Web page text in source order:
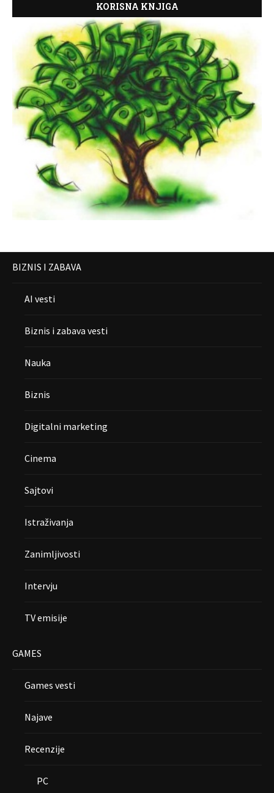
KORISNA KNJIGA
BIZNIS I ZABAVA
AI vesti
Biznis i zabava vesti
Nauka
Biznis
Digitalni marketing
Cinema
Sajtovi
Istraživanja
Zanimljivosti
Intervju
TV emisije
GAMES
Games vesti
Najave
Recenzije
PC